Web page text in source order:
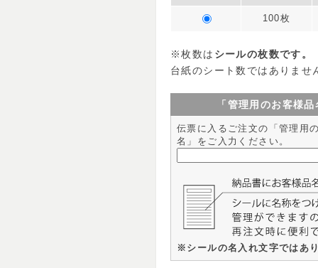
100枚
※枚数は シールの枚数です。
台紙のシート数ではありませ
「管理用のお客様
伝票に入るご注文の「管理用
名」をご入力ください。
※シールの名入れ文字ではあ